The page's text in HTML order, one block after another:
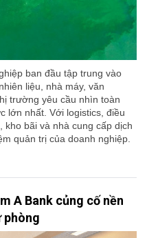
ban đầu tập trung vào
liệu, nhà máy, văn
trường yêu cầu nhìn toàn
lớn nhất. Với logistics, điều
kho bãi và nhà cung cấp dịch
quản trị của doanh nghiệp.
A Bank củng cố nền
phòng